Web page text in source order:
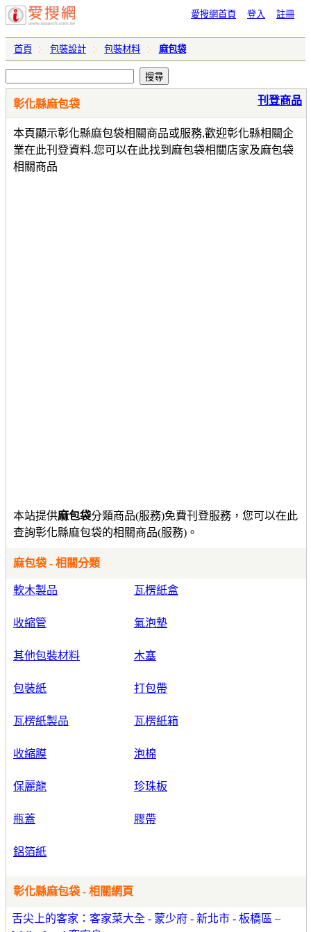
愛搜網首頁 登入 註冊
首頁 包裝設計 包裝材料 麻包袋
彰化縣麻包袋
本頁顯示彰化縣麻包袋相關商品或服務,歡迎彰化縣相關企
業在此刊登資料.您可以在此找到麻包袋相關店家及麻包袋
相關商品
刊登商品
本站提供麻包袋分類商品(服務)免費刊登服務，您可以在此
查詢彰化縣麻包袋的相關商品(服務)。
麻包袋 - 相關分類
軟木製品 瓦楞紙盒
收縮管 氣泡墊
其他包裝材料 木塞
包裝紙 打包帶
瓦楞紙製品 瓦楞紙箱
收縮膜 泡棉
保麗龍 珍珠板
瓶蓋 膠帶
鋁箔紙
彰化縣麻包袋 - 相關網頁
舌尖上的客家：客家菜大全 - 蒙少府 - 新北市 - 板橋區 –